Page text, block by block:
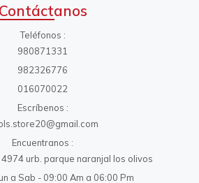
Contáctanos
Teléfonos
980871331
982326776
016070022
Escríbenos
Encuentranos
urb. parque naranjal los olivos
a Sab - 09:00 Am a 06:00 Pm